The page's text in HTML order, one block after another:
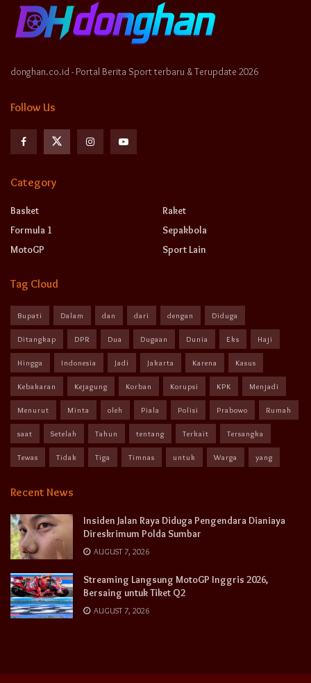
donghan.co.id - Portal Berita Sport terbaru & Terupdate 2026
Follow Us
Category
Basket
Formula 1
MotoGP
Raket
Sepakbola
Sport Lain
Tag Cloud
Bupati Dalam dan dari dengan Diduga
Ditangkap DPR Dua Dugaan Dunia Eks Haji
Hingga Indonesia Jadi Jakarta Karena Kasus
Kebakaran Kejagung Korban Korupsi KPK Menjadi
Menurut Minta oleh Piala Polisi Prabowo Rumah
saat Setelah Tahun tentang Terkait Tersangka
Tewas Tidak Tiga Timnas untuk Warga yang
Recent News
Insiden Jalan Raya Diduga Pengendara Dianiaya
Direskrimum Polda Sumbar
AUGUST 7, 2026
Streaming Langsung MotoGP Inggris 2026,
Bersaing untuk Tiket Q2
AUGUST 7, 2026